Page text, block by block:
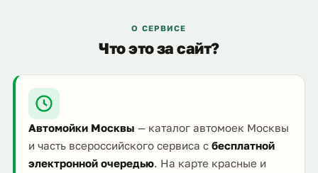
О СЕРВИСЕ
Что это за сайт?
Автомойки Москвы — каталог автомоек Москвы
и часть всероссийского сервиса сбесплатной
электронной очередью. На карте красные и